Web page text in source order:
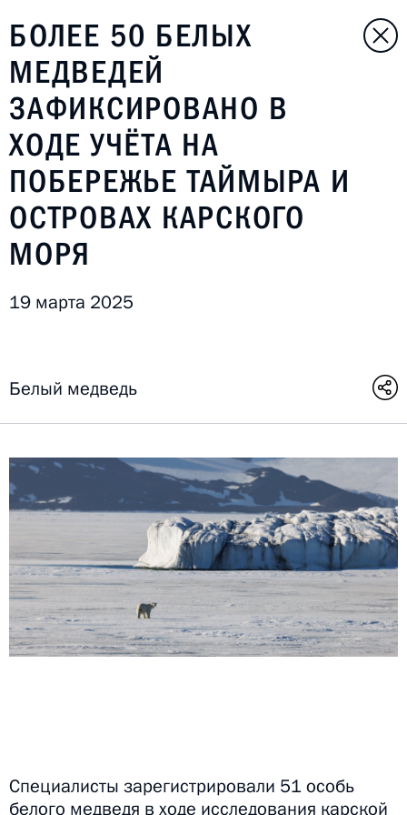
БОЛЕЕ 50 БЕЛЫХ
МЕДВЕДЕЙ
ЗАФИКСИРОВАНО В
ХОДЕ УЧЁТА НА
ПОБЕРЕЖЬЕ ТАЙМЫРА И
ОСТРОВАХ КАРСКОГО
МОРЯ
19 марта 2025
Белый медведь
Специалисты зарегистрировали 51 особь
белого медведя в ходе исследования карской